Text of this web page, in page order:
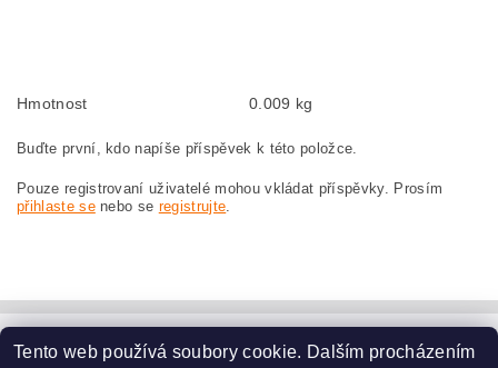
Hmotnost 0.009 kg
Buďte první, kdo napíše příspěvek k této položce.
Pouze registrovaní uživatelé mohou vkládat příspěvky. Prosím
přihlaste senebo se registrujte.
www.dodilny.cz
Tento web používá soubory cookie. Dalším procházením